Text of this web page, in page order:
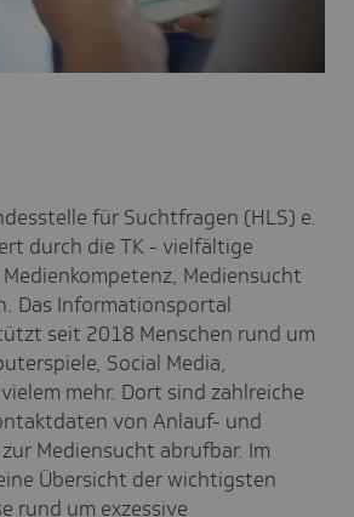
für Suchtfragen (HLS) e.
durch die TK - vielfältige
Mediensucht
Das Informationsportal
seit 2018 Menschen rund um
Social Media,
mehr. Dort sind zahlreiche
von Anlauf- und
Mediensucht abrufbar. Im
Übersicht der wichtigsten
rund um exzessive